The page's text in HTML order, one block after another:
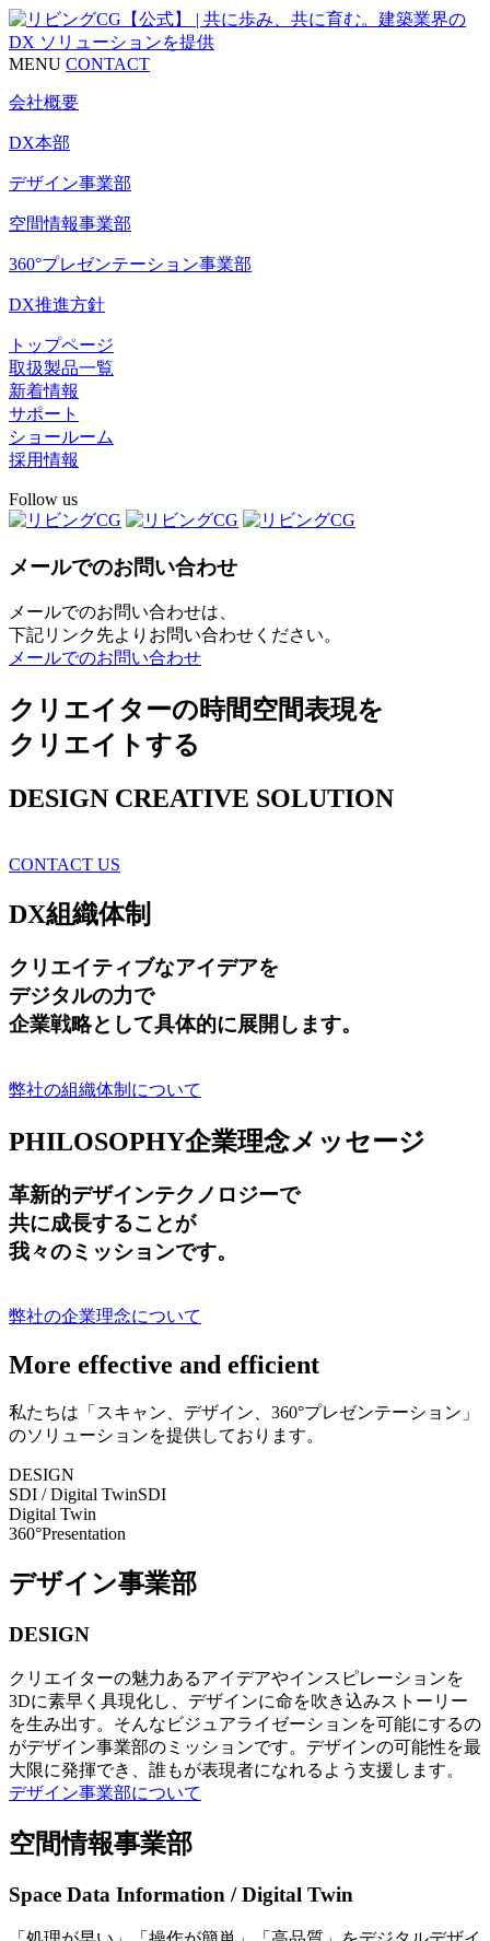
MENU CONTACT
会社概要
DX本部
デザイン事業部
空間情報事業部
360°プレゼンテーション事業部
DX推進方針
トップページ
取扱製品一覧
新着情報
サポート
ショールーム
採用情報
Follow us
メールでのお問い合わせ
メールでのお問い合わせは、
下記リンク先よりお問い合わせください。
メールでのお問い合わせ
クリエイターの時間空間表現を
クリエイトする
DESIGN CREATIVE SOLUTION
CONTACT US
DX組織体制
クリエイティブなアイデアを
デジタルの力で
企業戦略として具体的に展開します。
弊社の組織体制について
PHILOSOPHY企業理念メッセージ
革新的デザインテクノロジーで
共に成長することが
我々のミッションです。
弊社の企業理念について
More effective and efficient
私たちは「スキャン、デザイン、360°プレゼンテーション」
のソリューションを提供しております。
DESIGN
SDI / Digital TwinSDI
Digital Twin
360°Presentation
デザイン事業部
DESIGN
クリエイターの魅力あるアイデアやインスピレーションを
3Dに素早く具現化し、デザインに命を吹き込みストーリー
を生み出す。そんなビジュアライゼーションを可能にするの
がデザイン事業部のミッションです。デザインの可能性を最
大限に発揮でき、誰もが表現者になれるよう支援します。
デザイン事業部について
空間情報事業部
Space Data Information / Digital Twin